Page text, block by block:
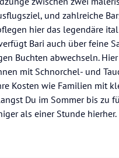
und zahlreiche
hier das legendäre
Bari auch über feine
Buchten abwechseln.
mit Schnorchel- und
Kosten wie Familien mit
Du im Sommer bis zu
als einer Stunde hierher.